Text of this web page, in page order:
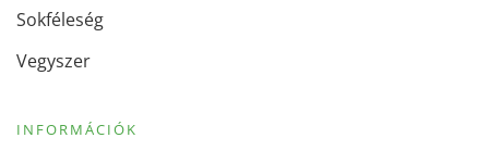
Sokféleség
Vegyszer
INFORMÁCIÓK